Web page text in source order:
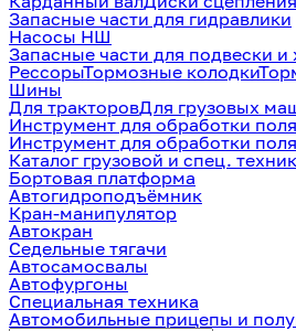
Запасные части для гидравлики
Насосы НШ
Запасные части для подвески и
РессорыТормозные колодки
Шины
Для тракторовДля грузовых
Инструмент для обработки поля
Инструмент для обработки поля
Каталог грузовой и спец.
Бортовая платформа
Автогидроподъёмник
Кран-манипулятор
Автокран
Седельные тягачи
Автосамосвалы
Автофургоны
Специальная техника
Автомобильные прицепы и